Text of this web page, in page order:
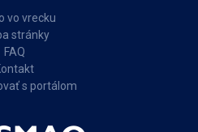
vo vrecku
stránky
FAQ
s portálom